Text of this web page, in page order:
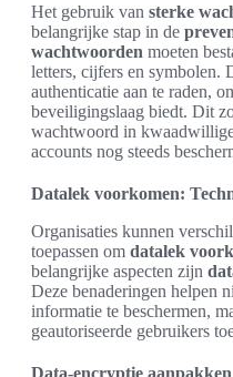
Het gebruik van sterke
belangrijke stap in de
wachtwoorden moeten
letters, cijfers en symbolen.
authenticatie aan te raden,
beveiligingslaag biedt. Dit
wachtwoord in
accounts nog steeds
Datalek voorkomen:
Organisaties kunnen
toepassen om datalek
belangrijke aspecten zijn
Deze benaderingen helpen
informatie te beschermen,
geautoriseerde gebruikers
Data-encryptie aanpakken